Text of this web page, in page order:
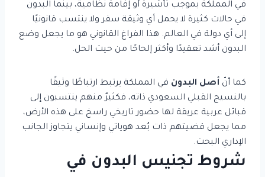
في المملكة بموجب تأشيرة أو إقامة نظامية، بينما البدون
في حالات كثيرة لا يحمل أي وثيقة سفر ولا ينتسب قانونيًا
إلى أي دولة في العالم. هذا الفراغ القانوني هو ما يجعل وضع
البدون أشد تعقيدًا وأكثر إلحاحًا من حيث الحل.
كما أنّ أصل البدون في المملكة يرتبط ارتباطًا وثيقًا
بالنسيج القبلي السعودي ذاته، فكثيرٌ منهم ينتسبون إلى
قبائل عربية عريقة لها حضور تاريخي راسخ على هذه الأرض،
مما يجعل قضيتهم ذات بُعد هوياتي وإنساني يتجاوز الجانب
الإداري البحت.
شروط تجنيس البدون في